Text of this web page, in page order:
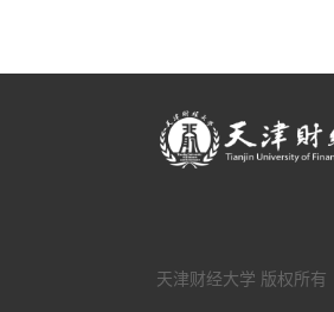
天津财经大学 版权所有